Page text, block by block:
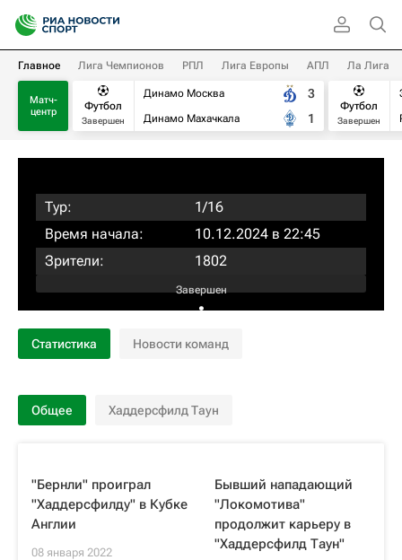
Главное Лига Чемпионов РПЛ Лига Европы АПЛ Ла Лига
Матч-
центр
Футбол
Завершен
Динамо Москва
Динамо Махачкала
3
1
Футбол
Завершен
Тур:
1/16
Время начала:
10.12.2024 в 22:45
Зрители:
1802
Завершен
:
Статистика Новости команд
Общее Хаддерсфилд Таун
"Бернли" проиграл
"Хаддерсфилду" в Кубке
Англии
08 января 2022
Бывший нападающий
"Локомотива"
продолжит карьеру в
"Хаддерсфилд Таун"